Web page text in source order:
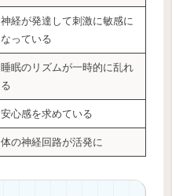
神経が発達して刺激に敏感に
なっている
睡眠のリズムが一時的に乱れ
る
安心感を求めている
体の神経回路が活発に